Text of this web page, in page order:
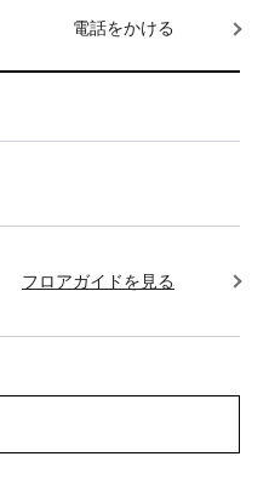
電話をかける
フロアガイドを見る